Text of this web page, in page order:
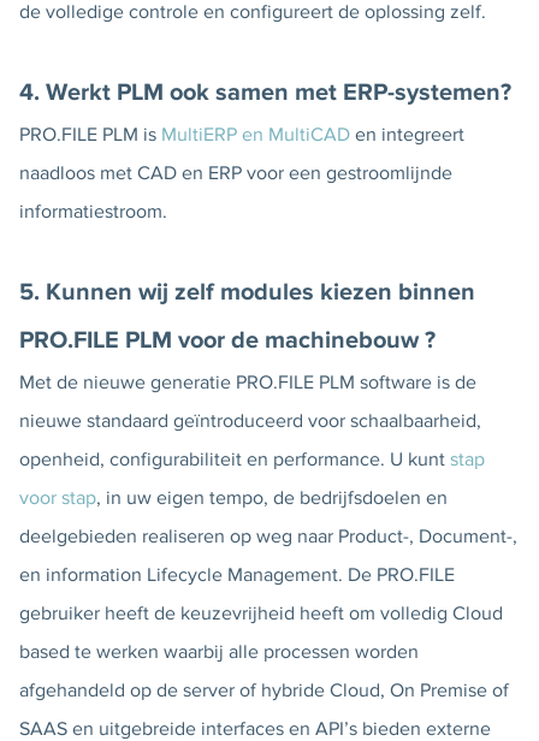
de volledige controle en configureert de oplossing zelf.
4. Werkt PLM ook samen met ERP-systemen?
PRO.FILE PLM is MultiERP en MultiCAD en integreert
naadloos met CAD en ERP voor een gestroomlijnde
informatiestroom.
5. Kunnen wij zelf modules kiezen binnen
PRO.FILE PLM voor de machinebouw ?
Met de nieuwe generatie PRO.FILE PLM software is de
nieuwe standaard geïntroduceerd voor schaalbaarheid,
openheid, configurabiliteit en performance. U kunt stap
voor stap, in uw eigen tempo, de bedrijfsdoelen en
deelgebieden realiseren op weg naar Product-, Document-,
en information Lifecycle Management. De PRO.FILE
gebruiker heeft de keuzevrijheid heeft om volledig Cloud
based te werken waarbij alle processen worden
afgehandeld op de server of hybride Cloud, On Premise of
SAAS en uitgebreide interfaces en API’s bieden externe